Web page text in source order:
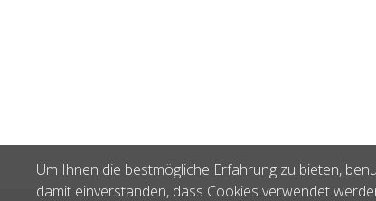
Um Ihnen die bestmögliche Erfahrung zu bieten,
damit einverstanden, dass Cookies verwendet